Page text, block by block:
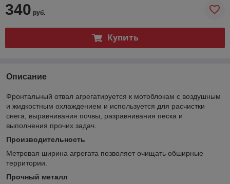
340 руб.
Купить
Описание
Фронтальный отвал агрегатируется к мотоблокам с воздушным
и жидкостным охлаждением и используется для расчистки
снега, выравнивания почвы, разравнивания песка и
выполнения прочих задач.
Производительность
Метровая ширина агрегата позволяет очищать обширные
территории.
Прочный металл